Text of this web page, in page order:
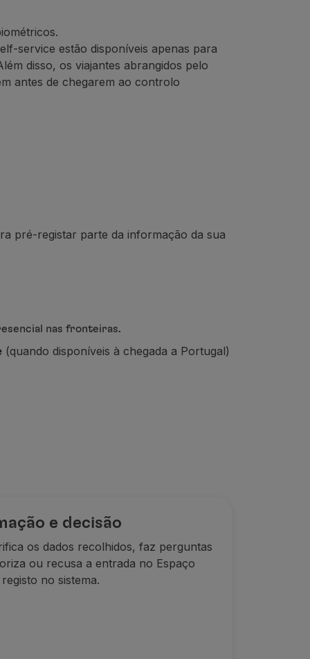
service estão disponíveis apenas para
disso, os viajantes abrangidos pelo
antes de chegarem ao controlo
pré-registar parte da informação da sua
nas fronteiras.
(quando disponíveis à chegada a Portugal)
e decisão
os dados recolhidos, faz perguntas
ou recusa a entrada no Espaço
no sistema.